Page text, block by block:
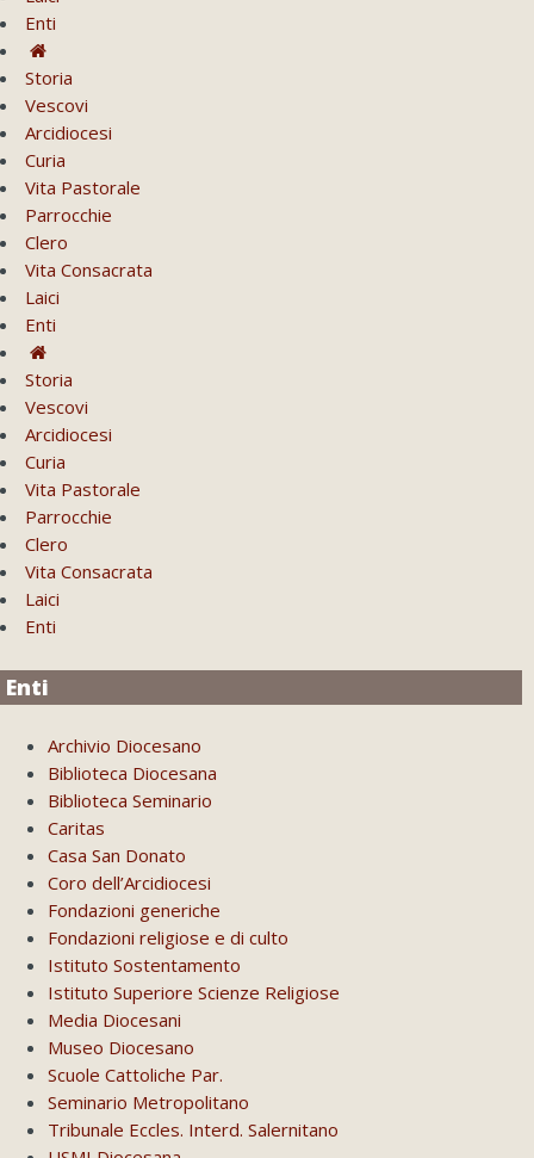
Enti
Storia
Vescovi
Arcidiocesi
Curia
Vita Pastorale
Parrocchie
Clero
Vita Consacrata
Laici
Enti
Storia
Vescovi
Arcidiocesi
Curia
Vita Pastorale
Parrocchie
Clero
Vita Consacrata
Laici
Enti
Enti
Archivio Diocesano
Biblioteca Diocesana
Biblioteca Seminario
Caritas
Casa San Donato
Coro dell’Arcidiocesi
Fondazioni generiche
Fondazioni religiose e di culto
Istituto Sostentamento
Istituto Superiore Scienze Religiose
Media Diocesani
Museo Diocesano
Scuole Cattoliche Par.
Seminario Metropolitano
Tribunale Eccles. Interd. Salernitano